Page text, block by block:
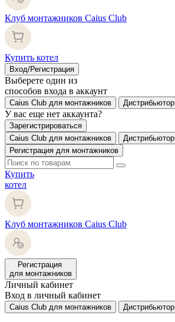
Клуб монтажников Caius Club
Купить котел
Вход/Регистрация
Выберете один из
способов входа в аккаунт
Caius Club для монтажников Дистрибьютор
У вас еще нет аккаунта?
Зарегистрироваться
Caius Club для монтажников
Дистрибьютор
Регистрация для монтажников
Купить
котел
Клуб монтажников Caius Club
Регистрация
для монтажников
Личный кабинет
Вход в личный кабинет
Caius Club для монтажников Дистрибьютор